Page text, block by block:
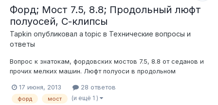
Форд; Мост 7.5, 8.8; Продольный люфт
полуосей, С-клипсы
Tapkin опубликовал a topic в Технические вопросы и
ответы
Вопрос к знатокам, фордовских мостов 7.5, 8.8 от седанов и
прочих мелких машин. Люфт полуоси в продольном
попытке двигать колесо от моста-к мосту, чувствуется люфт.
Он и раньше был, но вот теперь меня он почему-то
17 июня, 2013 28 ответов
форд мост (и ещё 1 )